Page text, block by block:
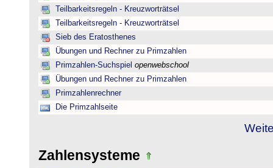
Teilbarkeitsregeln - Kreuzworträtsel
Teilbarkeitsregeln - Kreuzworträtsel
Sieb des Eratosthenes
Übungen und Rechner zu Primzahlen
Primzahlen-Suchspiel openwebschool
Übungen und Rechner zu Primzahlen
Primzahlenrechner
Die Primzahlseite
Zahlensysteme